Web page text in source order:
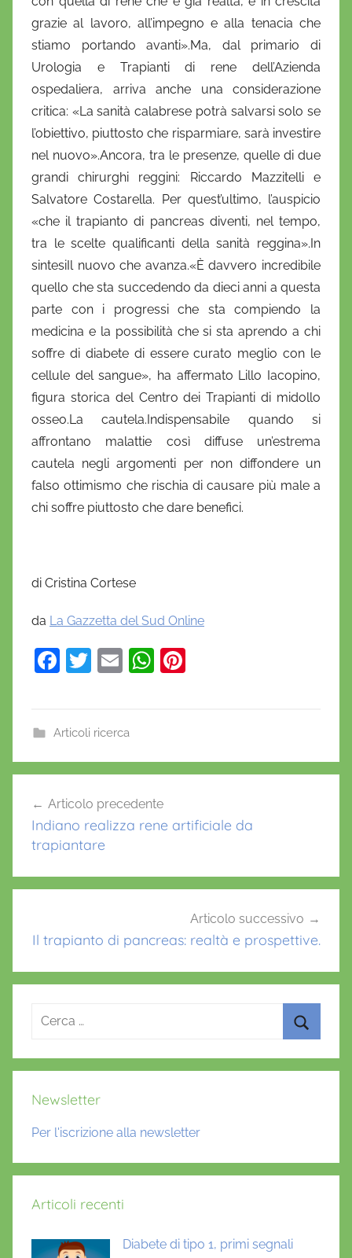
grazie al lavoro, all’impegno e alla tenacia che
stiamo portando avanti».Ma, dal primario di
Urologia e Trapianti di rene dell’Azienda
ospedaliera, arriva anche una considerazione
critica: «La sanità calabrese potrà salvarsi solo se
l’obiettivo, piuttosto che risparmiare, sarà investire
nel nuovo».Ancora, tra le presenze, quelle di due
grandi chirurghi reggini: Riccardo Mazzitelli e
Salvatore Costarella. Per quest’ultimo, l’auspicio
«che il trapianto di pancreas diventi, nel tempo,
tra le scelte qualificanti della sanità reggina».In
sintesiIl nuovo che avanza.«È davvero incredibile
quello che sta succedendo da dieci anni a questa
parte con i progressi che sta compiendo la
medicina e la possibilità che si sta aprendo a chi
soffre di diabete di essere curato meglio con le
cellule del sangue», ha affermato Lillo Iacopino,
figura storica del Centro dei Trapianti di midollo
osseo.La cautela.Indispensabile quando si
affrontano malattie così diffuse un’estrema
cautela negli argomenti per non diffondere un
falso ottimismo che rischia di causare più male a
chi soffre piuttosto che dare benefici.
di Cristina Cortese
da La Gazzetta del Sud Online
F
e
b
o
k
T
er
E
l
W
A
p
st
Articoli ricerca
articoli
Articolo precedente
Indiano realizza rene artificiale da
trapiantare
Articolo successivo
Il trapianto di pancreas: realtà e prospettive.
Ricerca
Newsletter
Per l'iscrizione alla newsletter
Articoli recenti
Diabete di tipo 1, primi segnali